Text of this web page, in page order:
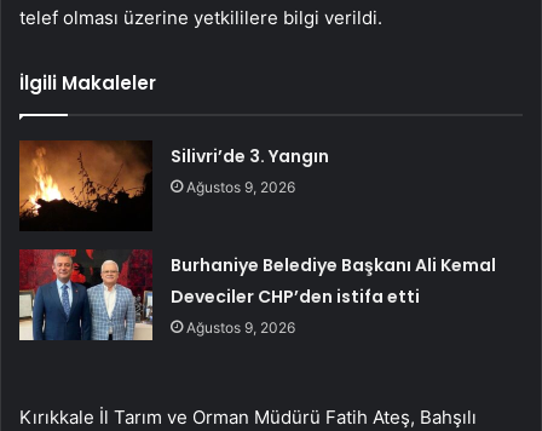
telef olması üzerine yetkililere bilgi verildi.
İlgili Makaleler
Silivri’de 3. Yangın
Ağustos 9, 2026
Burhaniye Belediye Başkanı Ali Kemal
Deveciler CHP’den istifa etti
Ağustos 9, 2026
Kırıkkale İl Tarım ve Orman Müdürü Fatih Ateş, Bahşılı